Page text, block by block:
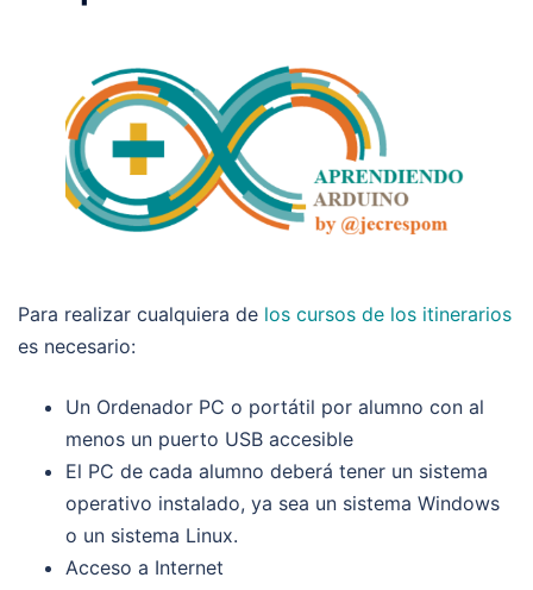
Para realizar cualquiera de los cursos de los itinerarios
es necesario:
Un Ordenador PC o portátil por alumno con al
menos un puerto USB accesible
El PC de cada alumno deberá tener un sistema
operativo instalado, ya sea un sistema Windows
o un sistema Linux.
Acceso a Internet